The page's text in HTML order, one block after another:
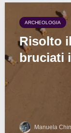
ARCHEOLOGIA
Risolto
bruciati
Manuela